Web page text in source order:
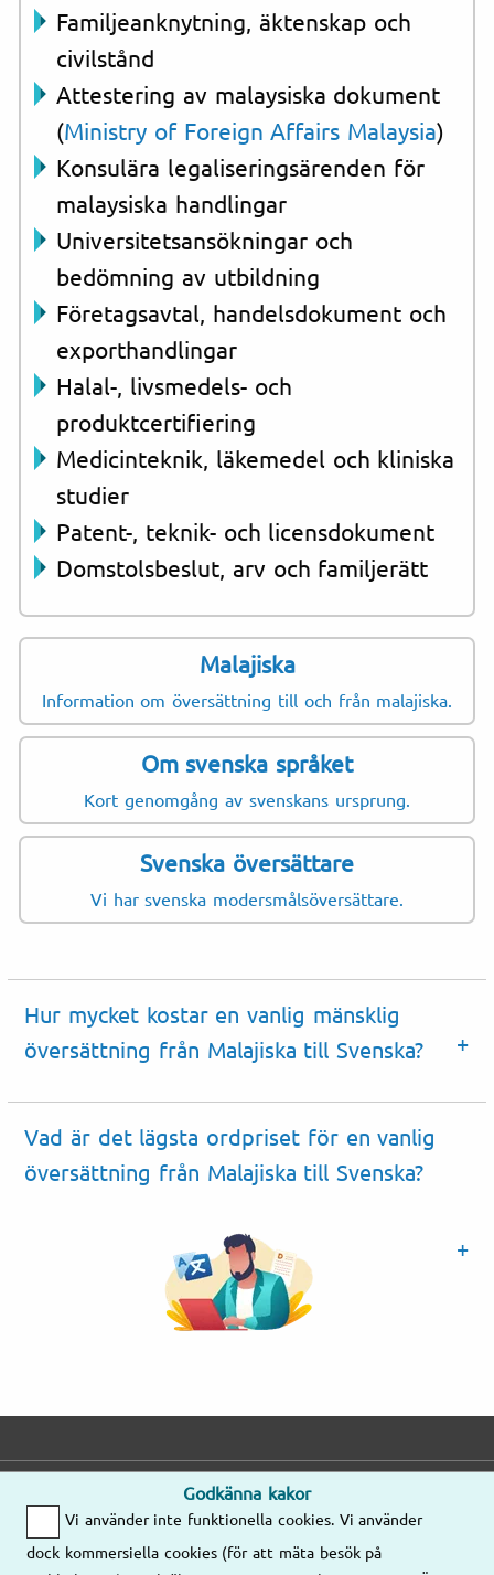
Familjeanknytning, äktenskap och
civilstånd
Attestering av malaysiska dokument
(Ministry of Foreign Affairs Malaysia)
Konsulära legaliseringsärenden för
malaysiska handlingar
Universitetsansökningar och
bedömning av utbildning
Företagsavtal, handelsdokument och
exporthandlingar
Halal-, livsmedels- och
produktcertifiering
Medicinteknik, läkemedel och kliniska
studier
Patent-, teknik- och licensdokument
Domstolsbeslut, arv och familjerätt
Malajiska
Information om översättning till och från malajiska.
Om svenska språket
Kort genomgång av svenskans ursprung.
Svenska översättare
Vi har svenska modersmålsöversättare.
Hur mycket kostar en vanlig mänsklig
översättning från Malajiska till Svenska?
Vad är det lägsta ordpriset för en vanlig
översättning från Malajiska till Svenska?
Godkänna kakor
Vi använder inte funktionella cookies. Vi använder
dock kommersiella cookies (för att mäta besök på
E-post
Mejla oss gärna
så kontaktar vi
Telefon
8.00–17.00